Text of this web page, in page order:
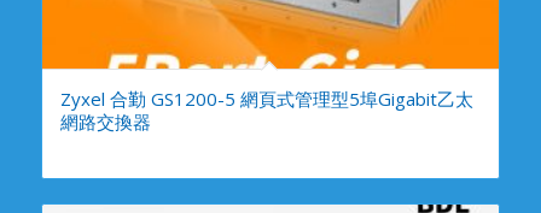
Zyxel 合勤 GS1200-5 網頁式管理型5埠Gigabit乙太
網路交換器